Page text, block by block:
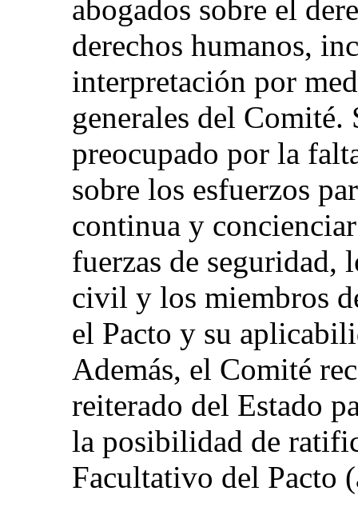
abogados sobre el
derechos humanos,
interpretación por
generales del Comité.
preocupado por la
sobre los esfuerzos
continua y
fuerzas de seguridad,
civil y los miembros
el Pacto y su
Además, el Comité
reiterado del Estado
la posibilidad de
Facultativo del Pacto